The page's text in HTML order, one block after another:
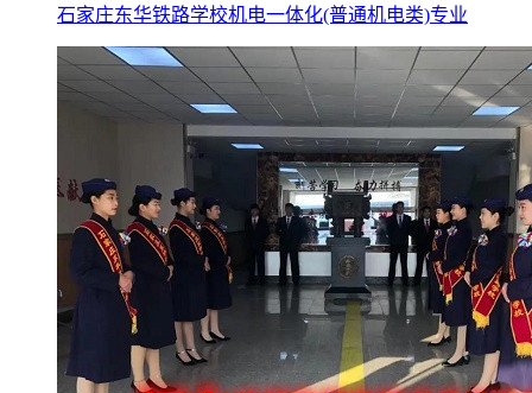
石家庄东华铁路学校机电一体化(普通机电类)专业